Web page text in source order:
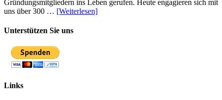
Gründungsmitgliedern ins Leben gerufen. Heute engagieren sich mit
uns über 300 … [Weiterlesen]
Unterstützen Sie uns
Links